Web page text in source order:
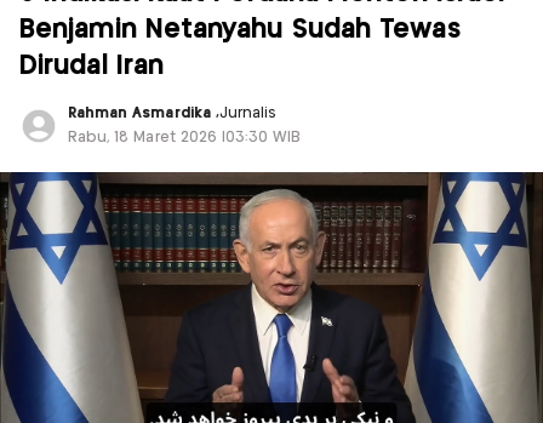
Benjamin Netanyahu Sudah Tewas
Dirudal Iran
Rahman Asmardika ,Jurnalis
Rabu, 18 Maret 2026 |03:30 WIB